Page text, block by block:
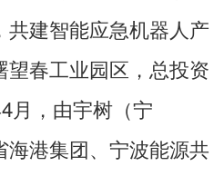
建智能应急机器人产
春工业园区，总投资
月，由宇树（宁
港集团、宁波能源共